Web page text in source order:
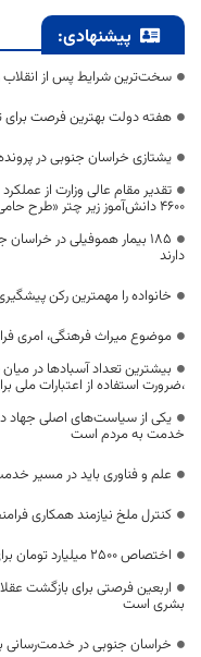
پیشنهادی:
سخت‌ترین شرایط پس از انقلاب
هفته دولت بهترین فرصت
یشتازی خراسان جنوبی در
تقدیر مقام عالی وزارت از
۴۶۰۰ دانش‌آموز زیر چتر «طرح حامی»
۱۸۵ بیمار هموفیلی در
دارند
خانواده را مهمترین رکن
موضوع میراث فرهنگی، امری
بیشترین تعداد آسبادها در
،ضرورت استفاده از اعتبارات ملی
یکی از سیاست‌های اصلی جهاد
خدمت به مردم است
علم و فناوری باید در مسیر
کنترل ملخ نیازمند همکاری
اختصاص 2500 میلیارد تومان برای توسعه راه‌های دوبانده خراسان جنوبی
اربعین فرصتی برای بازگشت
بشری است
خراسان جنوبی در خدمت‌رسانی